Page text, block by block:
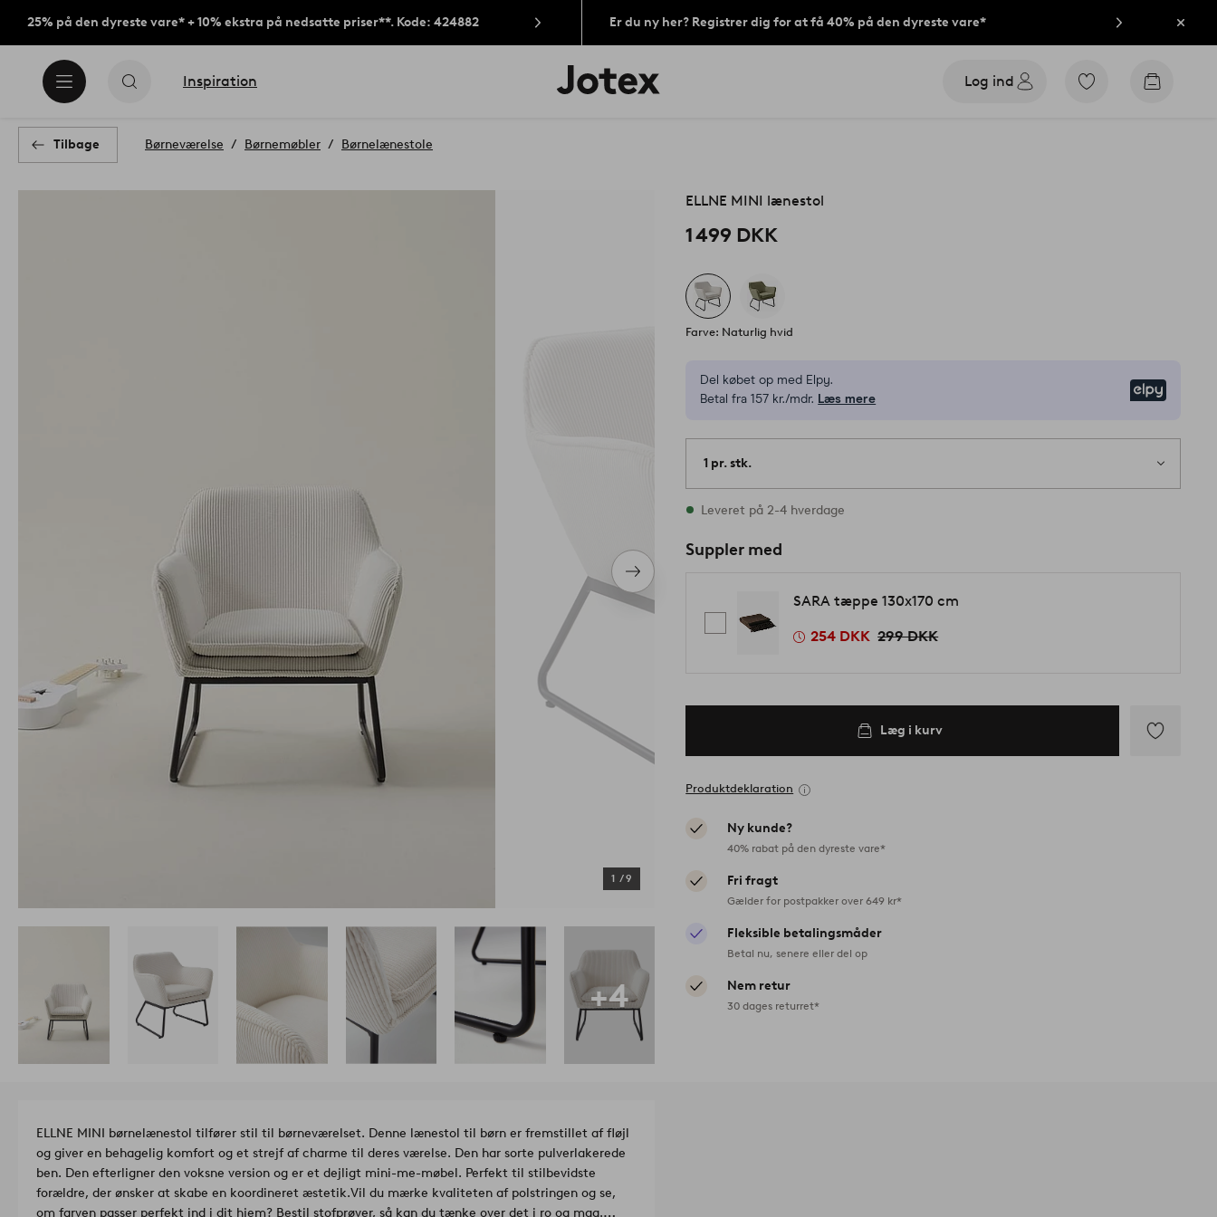
25% på den dyreste vare* + 10% ekstra på nedsatte priser**. Kode: 424882 Er du ny her? Registrer dig for at få 40% på den dyreste vare* Luk
Inspiration
Jotex
logo
Log ind
Gå
Gå
Tilbage Børneværelse Børnemøbler Børnelænestole
Næste
produkt
1 /9
ELLNE MINI lænestol
1 499 DKK
Farve: Naturlig hvid
Del købet op med Elpy.
Betal fra 157 kr./mdr. Læs mere
1 pr. stk.
På lager
Leveret på 2-4 hverdage
Suppler med
SARA tæppe 130x170 cm
254 DKK 299 DKK
Læg i kurv
Produktdeklaration
Ny kunde?
40% rabat på den dyreste vare*
Fri fragt
Gælder for postpakker over 649 kr*
Fleksible betalingsmåder
Betal nu, senere eller del op
Nem retur
30 dages returret*
+4
ELLNE MINI børnelænestol tilfører stil til børneværelset. Denne lænestol til børn er fremstillet af fløjl
og giver en behagelig komfort og et strejf af charme til deres værelse. Den har sorte pulverlakerede
ben. Den efterligner den voksne version og er et dejligt mini-me-møbel. Perfekt til stilbevidste
forældre, der ønsker at skabe en koordineret æstetik.Vil du mærke kvaliteten af polstringen og se,
om farven passer perfekt ind i dit hjem? Bestil stofprøver, så kan du tænke over det i ro og mag.